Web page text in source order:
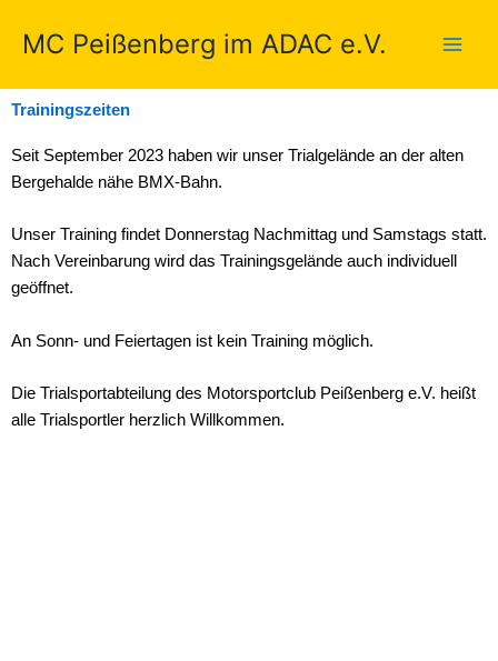
InhaltMC Peißenberg im ADAC e.V.
Trainingszeiten
Seit September 2023 haben wir unser Trialgelände an der alten
Bergehalde nähe BMX-Bahn.
Unser Training findet Donnerstag Nachmittag und Samstags statt.
Nach Vereinbarung wird das Trainingsgelände auch individuell
geöffnet.
An Sonn- und Feiertagen ist kein Training möglich.
Die Trialsportabteilung des Motorsportclub Peißenberg e.V. heißt
alle Trialsportler herzlich Willkommen.